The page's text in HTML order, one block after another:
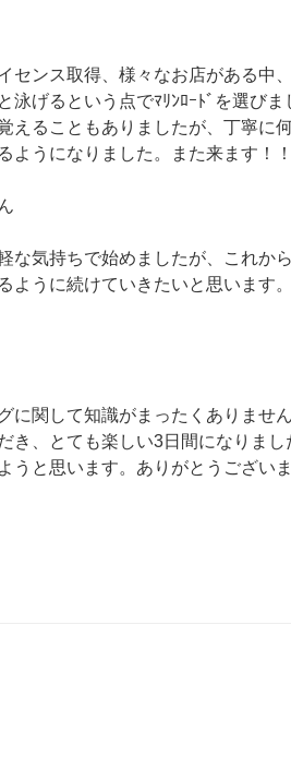
センス取得、様々なお店がある中
泳げるという点でﾏﾘﾝﾛｰﾄﾞを選び
えることもありましたが、丁寧に
ようになりました。また来ます！！
な気持ちで始めましたが、これか
ように続けていきたいと思います
に関して知識がまったくありませ
き、とても楽しい3日間になりま
うと思います。ありがとうございま